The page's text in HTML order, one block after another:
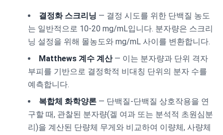
결정화 스크리닝 — 결정 시도를 위한 단백질 농도
는 일반적으로 10-20 mg/mL입니다. 분자량은 스크리
닝 설정을 위해 몰농도와 mg/mL 사이를 변환합니다.
Matthews 계수 계산— 이는 분자량과 단위 격자
부피를 기반으로 결정학적 비대칭 단위의 분자 수를
예측합니다.
복합체 화학양론 — 단백질-단백질 상호작용을 연
구할 때, 관찰된 분자량(겔 여과 또는 분석적 초원심분
리)을 계산된 단량체 무게와 비교하여 이량체, 사량체